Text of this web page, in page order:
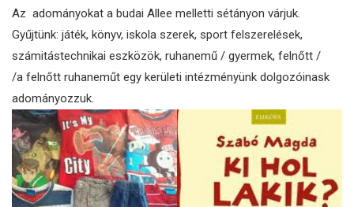
Az adományokat a budai Allee melletti sétányon várjuk.
Gyűjtünk: játék, könyv, iskola szerek, sport felszerelések,
számitástechnikai eszközök, ruhanemű / gyermek, felnőtt /
/a felnőtt ruhaneműt egy kerületi intézményünk dolgozóinask
adományozzuk.